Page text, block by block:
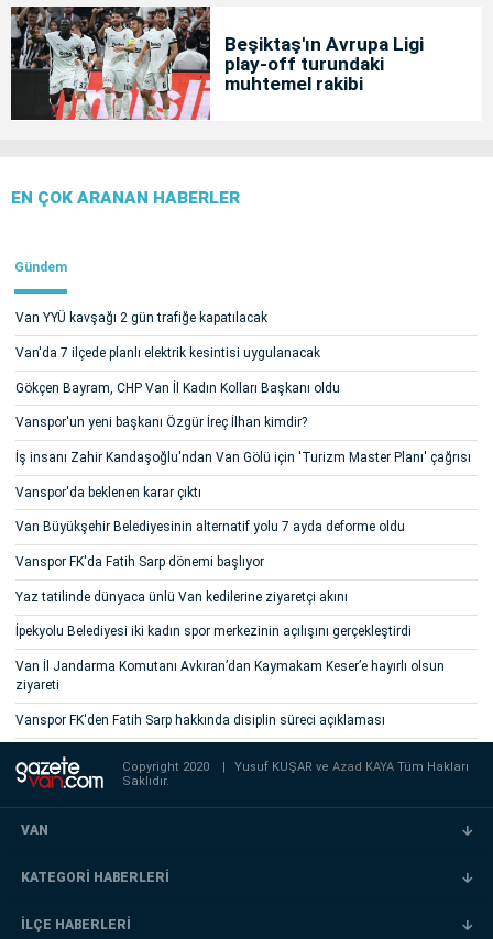
Beşiktaş'ın Avrupa Ligi
play-off turundaki
muhtemel rakibi
EN ÇOK ARANAN HABERLER
Gündem
Van YYÜ kavşağı 2 gün trafiğe kapatılacak
Van'da 7 ilçede planlı elektrik kesintisi uygulanacak
Gökçen Bayram, CHP Van İl Kadın Kolları Başkanı oldu
Vanspor'un yeni başkanı Özgür İreç İlhan kimdir?
İş insanı Zahir Kandaşoğlu'ndan Van Gölü için 'Turizm Master Planı' çağrısı
Vanspor'da beklenen karar çıktı
Van Büyükşehir Belediyesinin alternatif yolu 7 ayda deforme oldu
Vanspor FK'da Fatih Sarp dönemi başlıyor
Yaz tatilinde dünyaca ünlü Van kedilerine ziyaretçi akını
İpekyolu Belediyesi iki kadın spor merkezinin açılışını gerçekleştirdi
Van İl Jandarma Komutanı Avkıran’dan Kaymakam Keser’e hayırlı olsun
ziyareti
Vanspor FK'den Fatih Sarp hakkında disiplin süreci açıklaması
Copyright 2020 Yusuf KUŞAR veAzad KAYATüm Hakları
Saklıdır.
VAN
KATEGORİ HABERLERİ
İLÇE HABERLERİ